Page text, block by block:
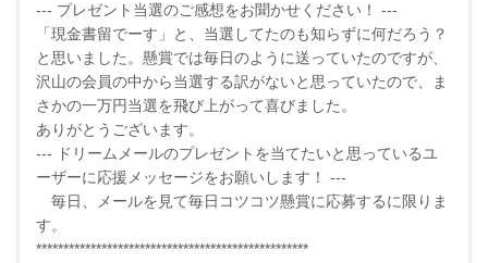
--- プレゼント当選のご感想をお聞かせください！ ---
「現金書留でーす」と、当選してたのも知らずに何だろう？
と思いました。懸賞では毎日のように送っていたのですが、
沢山の会員の中から当選する訳がないと思っていたので、ま
さかの一万円当選を飛び上がって喜びました。
ありがとうございます。
--- ドリームメールのプレゼントを当てたいと思っているユ
ーザーに応援メッセージをお願いします！ ---
毎日、メールを見て毎日コツコツ懸賞に応募するに限りま
す。
**************************************************